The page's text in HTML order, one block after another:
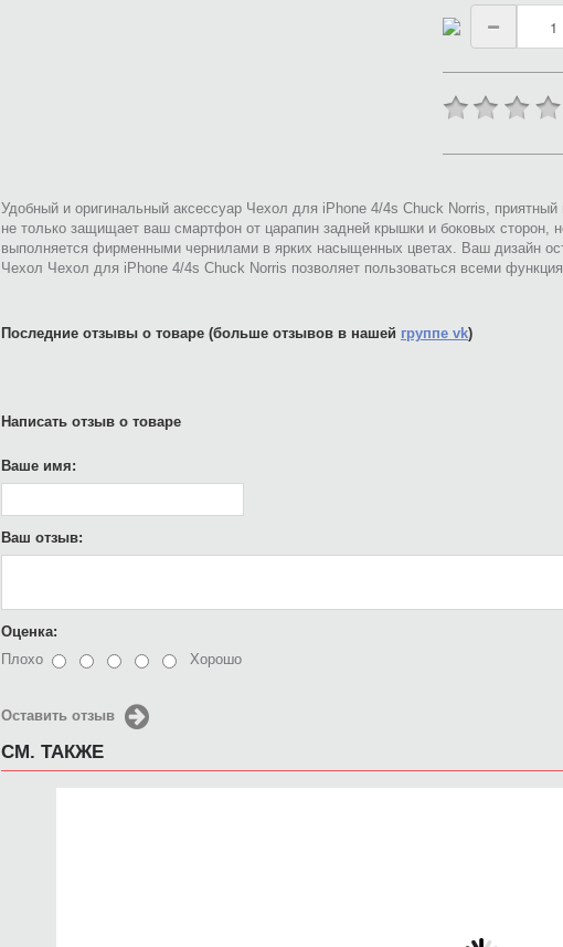
Удобный и оригинальный аксессуар Чехол для iPhone 4/4s Chuck Norris,
не только защищает ваш смартфон от царапин задней крышки и боковых сторон,
выполняется фирменными чернилами в ярких насыщенных цветах. Ваш дизайн
Чехол Чехол для iPhone 4/4s Chuck Norris позволяет пользоваться всеми
Последние отзывы о товаре (больше отзывов в нашей группе vk)
Написать отзыв о товаре
Ваше имя:
Ваш отзыв:
Оценка:
Плохо
Хорошо
Оставить отзыв
СМ. ТАКЖЕ